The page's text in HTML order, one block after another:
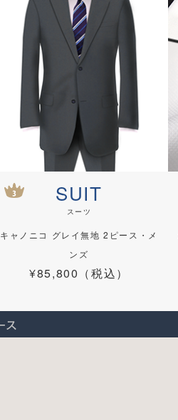
SUIT
スーツ
キャノニコ グレイ無地 2ピース・メ
ンズ
¥85,800（税込）